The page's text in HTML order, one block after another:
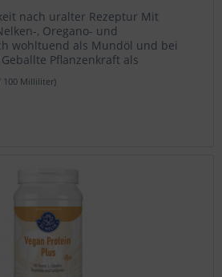
nach uralter Rezeptur Mit
, Oregano- und
wohltuend als Mundöl und bei
Pflanzenkraft als
100 Milliliter)